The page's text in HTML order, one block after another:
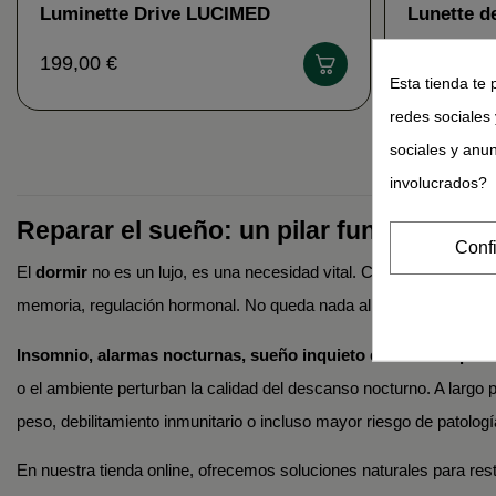
Luminette Drive LUCIMED
199,00 €
Lunette
Reparar el sueño: un pilar fundamental
El dormir no es un lujo, es una necesidad vital. Cada noche,
memoria, regulación hormonal. No queda nada al azar. Cuando
Insomnio, alarmas nocturnas, sueño inquieto o
o el ambiente perturban la calidad del descanso nocturno. A
peso, debilitamiento inmunitario o incluso mayor riesgo de
En nuestra tienda online, ofrecemos soluciones naturales para
Esta tienda te
redes
sociales y
involucrados?